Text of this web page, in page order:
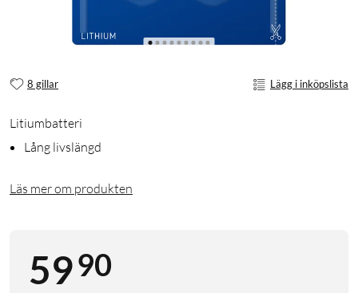
8 gillar Lägg i inköpslista
Litiumbatteri
Lång livslängd
Läs mer om produkten
5990